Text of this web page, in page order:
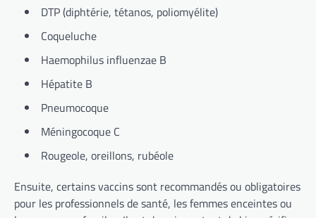
DTP (diphtérie, tétanos, poliomyélite)
Coqueluche
Haemophilus influenzae B
Hépatite B
Pneumocoque
Méningocoque C
Rougeole, oreillons, rubéole
Ensuite, certains vaccins sont recommandés ou obligatoires
pour les professionnels de santé, les femmes enceintes ou